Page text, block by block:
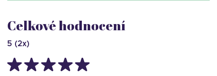
Celkové hodnocení
5 (2x)